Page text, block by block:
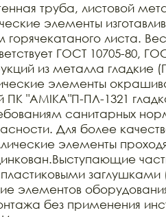
труба, листовой
элементы
листа.
ГОСТ 10705-80,
из металла гладкие
элементы
"АМIKA"П-ПЛ-1321
санитарных
Для более
элементы
заглушками
элементов
без применения